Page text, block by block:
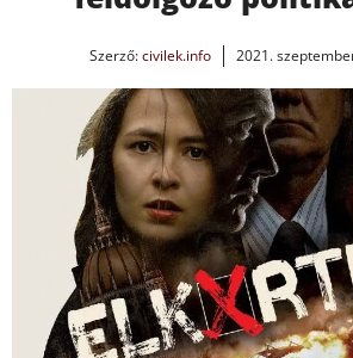
Szerző:civilek.info 2021.